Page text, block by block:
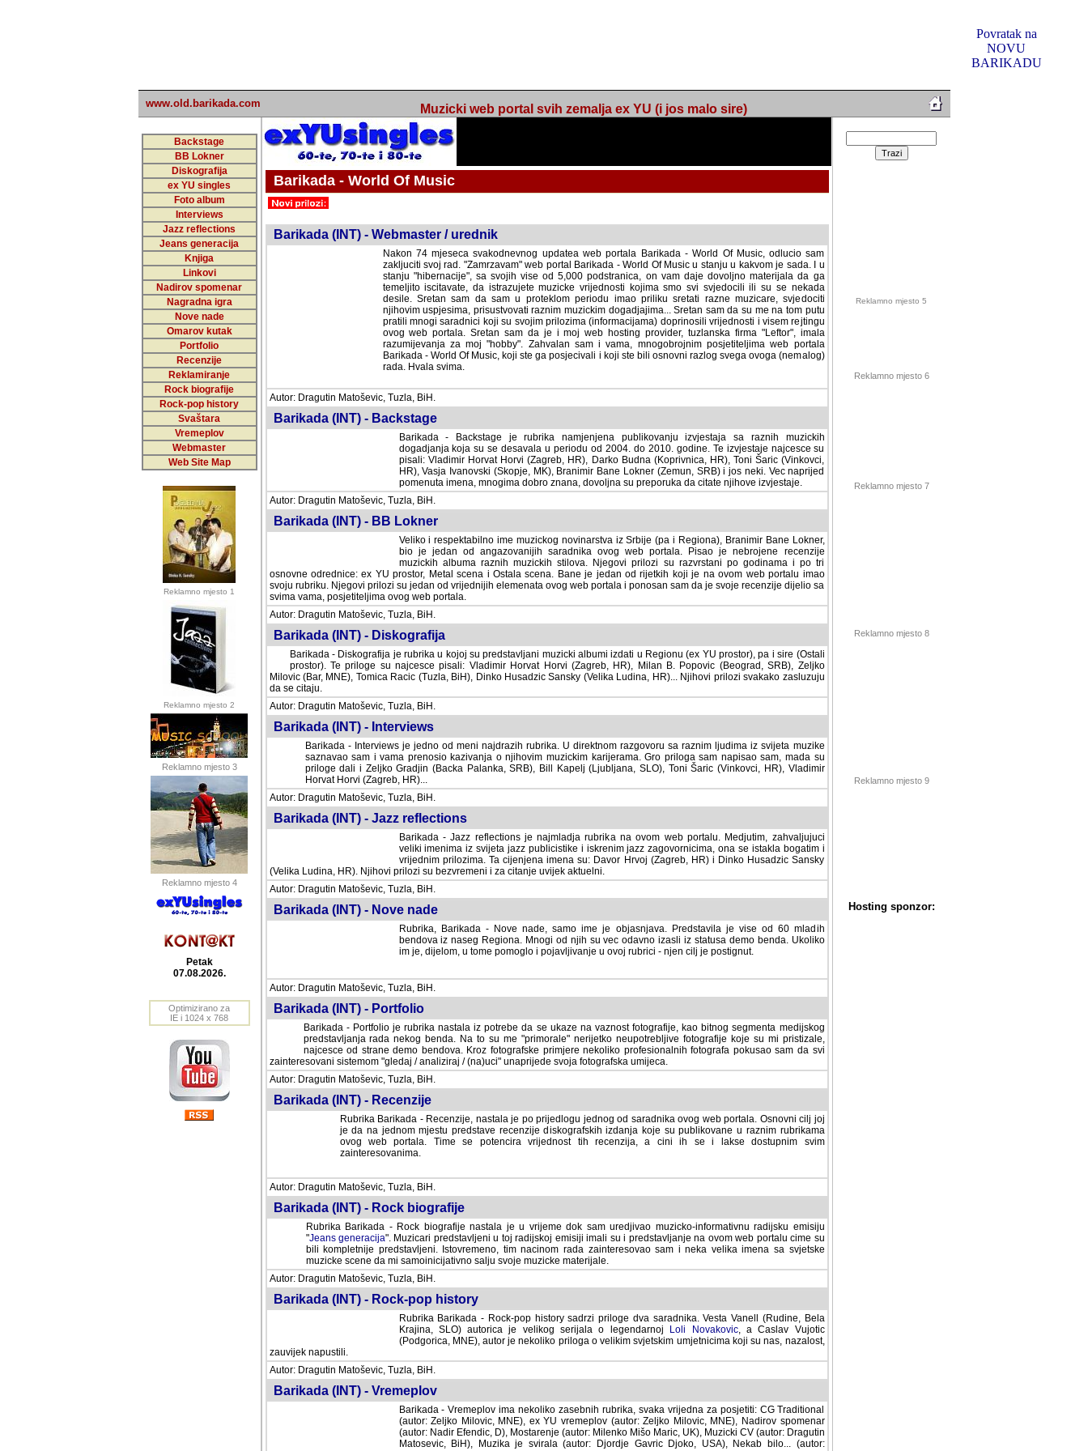
Povratak na
NOVU
BARIKADU
www.old.barikada.com Muzicki web portal svih zemalja ex YU (i jos malo sire)
Backstage
BB Lokner
Diskografija
ex YU singles
Foto album
Interviews
Jazz reflections
Jeans generacija
Knjiga
Linkovi
Nadirov spomenar
Nagradna igra
Nove nade
Omarov kutak
Portfolio
Recenzije
Reklamiranje
Rock biografije
Rock-pop history
Svaštara
Vremeplov
Webmaster
Web Site Map
Reklamno mjesto 1
Reklamno mjesto 2
Reklamno mjesto 3
Reklamno mjesto 4
Petak
07.08.2026.
Optimizirano za
IE i 1024 x 768
Barikada - World Of Music
Barikada (INT) - Webmaster / urednik
Nakon 74 mjeseca svakodnevnog updatea web portala Barikada - World Of Music, odlucio sam
zakljuciti svoj rad. "Zamrzavam" web portal Barikada - World Of Music u stanju u kakvom je sada. I u
stanju "hibernacije", sa svojih vise od 5,000 podstranica, on vam daje dovoljno materijala da ga
temeljito iscitavate, da istrazujete muzicke vrijednosti kojima smo svi svjedocili ili su se nekada desile.
Sretan sam da sam u proteklom periodu imao priliku sretati razne muzicare, svjedociti njihovim
uspjesima, prisustvovati raznim muzickim dogadjajima... Sretan sam da su me na tom putu pratili
mnogi saradnici koji su svojim prilozima (informacijama) doprinosili vrijednosti i visem rejtingu ovog
web portala. Sretan sam da je i moj web hosting provider, tuzlanska firma "Leftor", imala
razumijevanja za moj "hobby". Zahvalan sam i vama, mnogobrojnim posjetiteljima web portala
Barikada - World Of Music, koji ste ga posjecivali i koji ste bili osnovni razlog svega ovoga (nemalog)
rada. Hvala svima.
Autor: Dragutin Matoševic, Tuzla, BiH.
Barikada (INT) - Backstage
Barikada - Backstage je rubrika namjenjena publikovanju izvjestaja sa raznih muzickih
dogadjanja koja su se desavala u periodu od 2004. do 2010. godine. Te izvjestaje najcesce su
pisali: Vladimir Horvat Horvi (Zagreb, HR), Darko Budna (Koprivnica, HR), Toni Šaric (Vinkovci,
HR), Vasja Ivanovski (Skopje, MK), Branimir Bane Lokner (Zemun, SRB) i jos neki. Vec naprijed
pomenuta imena, mnogima dobro znana, dovoljna su preporuka da citate njihove izvjestaje.
Autor: Dragutin Matoševic, Tuzla, BiH.
Barikada (INT) - BB Lokner
Veliko i respektabilno ime muzickog novinarstva iz Srbije (pa i Regiona), Branimir Bane Lokner,
bio je jedan od angazovanijih saradnika ovog web portala. Pisao je nebrojene recenzije muzickih
albuma raznih muzickih stilova. Njegovi prilozi su razvrstani po godinama i po tri osnovne
odrednice: ex YU prostor, Metal scena i Ostala scena. Bane je jedan od rijetkih koji je na ovom web portalu imao svoju rubriku.
Njegovi prilozi su jedan od vrijednijih elemenata ovog web portala i ponosan sam da je svoje recenzije dijelio sa svima vama,
posjetiteljima ovog web portala.
Autor: Dragutin Matoševic, Tuzla, BiH.
Barikada (INT) - Diskografija
Barikada - Diskografija je rubrika u kojoj su predstavljani muzicki albumi izdati u Regionu (ex YU prostor), pa i sire (Ostali
prostor). Te priloge su najcesce pisali: Vladimir Horvat Horvi (Zagreb, HR), Milan B. Popovic (Beograd, SRB), Zeljko Milovic
(Bar, MNE), Tomica Racic (Tuzla, BiH), Dinko Husadzic Sansky (Velika Ludina, HR)... Njihovi prilozi svakako zasluzuju da se
citaju.
Autor: Dragutin Matoševic, Tuzla, BiH.
Barikada (INT) - Interviews
Barikada - Interviews je jedno od meni najdrazih rubrika. U direktnom razgovoru sa raznim ljudima iz svijeta muzike
saznavao sam i vama prenosio kazivanja o njihovim muzickim karijerama. Gro priloga sam napisao sam, mada su
priloge dali i Zeljko Gradjin (Backa Palanka, SRB), Bill Kapelj (Ljubljana, SLO), Toni Šaric (Vinkovci, HR), Vladimir
Horvat Horvi (Zagreb, HR)...
Autor: Dragutin Matoševic, Tuzla, BiH.
Barikada (INT) - Jazz reflections
Barikada - Jazz reflections je najmladja rubrika na ovom web portalu. Medjutim, zahvaljujuci veliki
imenima iz svijeta jazz publicistike i iskrenim jazz zagovornicima, ona se istakla bogatim i
vrijednim prilozima. Ta cijenjena imena su: Davor Hrvoj (Zagreb, HR) i Dinko Husadzic Sansky
(Velika Ludina, HR). Njihovi prilozi su bezvremeni i za citanje uvijek aktuelni.
Autor: Dragutin Matoševic, Tuzla, BiH.
Barikada (INT) - Nove nade
Rubrika, Barikada - Nove nade, samo ime je objasnjava. Predstavila je vise od 60 mladih
bendova iz naseg Regiona. Mnogi od njih su vec odavno izasli iz statusa demo benda. Ukoliko im
je, dijelom, u tome pomoglo i pojavljivanje u ovoj rubrici - njen cilj je postignut.
Autor: Dragutin Matoševic, Tuzla, BiH.
Barikada (INT) - Portfolio
Barikada - Portfolio je rubrika nastala iz potrebe da se ukaze na vaznost fotografije, kao bitnog segmenta medijskog
predstavljanja rada nekog benda. Na to su me "primorale" nerijetko neupotrebljive fotografije koje su mi pristizale,
najcesce od strane demo bendova. Kroz fotografske primjere nekoliko profesionalnih fotografa pokusao sam da svi
zainteresovani sistemom "gledaj / analiziraj / (na)uci" unaprijede svoja fotografska umijeca.
Autor: Dragutin Matoševic, Tuzla, BiH.
Barikada (INT) - Recenzije
Rubrika Barikada - Recenzije, nastala je po prijedlogu jednog od saradnika ovog web portala. Osnovni cilj joj
je da na jednom mjestu predstave recenzije diskografskih izdanja koje su publikovane u raznim rubrikama
ovog web portala. Time se potencira vrijednost tih recenzija, a cini ih se i lakse dostupnim svim
zainteresovanima.
Autor: Dragutin Matoševic, Tuzla, BiH.
Barikada (INT) - Rock biografije
Rubrika Barikada - Rock biografije nastala je u vrijeme dok sam uredjivao muzicko-informativnu radijsku emisiju
"Jeans generacija". Muzicari predstavljeni u toj radijskoj emisiji imali su i predstavljanje na ovom web portalu cime su
bili kompletnije predstavljeni. Istovremeno, tim nacinom rada zainteresovao sam i neka velika imena sa svjetske
muzicke scene da mi samoinicijativno salju svoje muzicke materijale.
Autor: Dragutin Matoševic, Tuzla, BiH.
Barikada (INT) - Rock-pop history
Rubrika Barikada - Rock-pop history sadrzi priloge dva saradnika. Vesta Vanell (Rudine, Bela
Krajina, SLO) autorica je velikog serijala o legendarnoj
Loli Novakovic, a Caslav Vujotic
(Podgorica, MNE), autor je nekoliko priloga o velikim svjetskim umjetnicima koji su nas, nazalost,
zauvijek napustili.
Autor: Dragutin Matoševic, Tuzla, BiH.
Barikada (INT) - Vremeplov
Barikada - Vremeplov ima nekoliko zasebnih rubrika, svaka vrijedna za posjetiti: CG Traditional
(autor: Zeljko Milovic, MNE), ex YU vremeplov (autor: Zeljko Milovic, MNE), Nadirov spomenar
(autor: Nadir Efendic, D), Mostarenje (autor: Milenko Mišo Maric, UK), Muzicki CV (autor: Dragutin
Matosevic, BiH), Muzika je svirala (autor: Djordje Gavric Djoko, USA), Nekab bilo... (autor: